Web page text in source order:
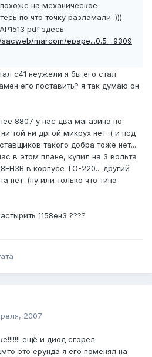
на механическое
по что точку разламали :)))
pdf здесь
marcom/epape...0.5__9309
с41 неужели я бы его стал
его поставить? я так думаю он
8807 у нас два магазина по
той ни дргой микрух нет :( и под
такого добра тоже нет....
в этом плане, купил на 3 вольта
в корпусе ТО-220... другий
нет :(ну или только что типа
1158ен3 ????
2007
ещё и диод сгорел
это ерунда я его поменял на